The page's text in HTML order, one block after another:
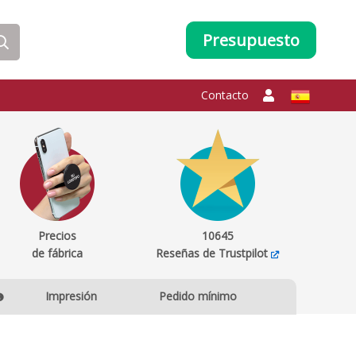
Presupuesto
Contacto
Precios
de fábrica
10645
Reseñas de Trustpilot
Impresión Pedido mínimo